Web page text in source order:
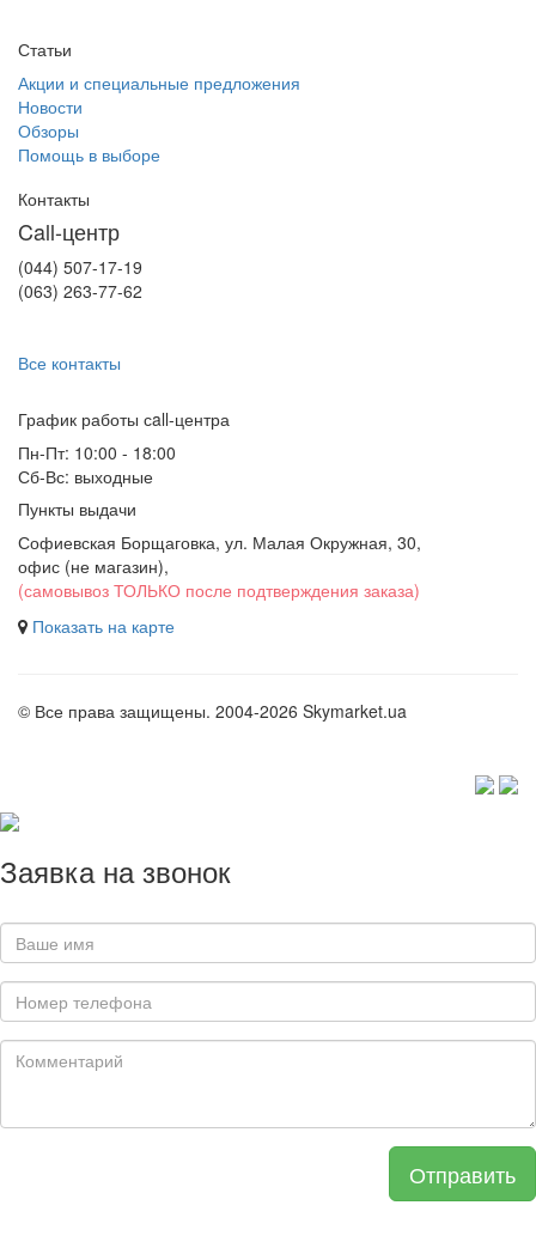
Статьи
Акции и специальные предложения
Новости
Обзоры
Помощь в выборе
Контакты
Call-центр
(044) 507-17-19
(063) 263-77-62
Все контакты
График работы сall-центра
Пн-Пт: 10:00 - 18:00
Сб-Вс: выходные
Пункты выдачи
Софиевская Борщаговка, ул. Малая Окружная, 30,
офис (не магазин),
(самовывоз ТОЛЬКО после подтверждения заказа)
Показать на карте
© Все права защищены. 2004-2026 Skymarket.ua
Заявка на звонок
Отправить